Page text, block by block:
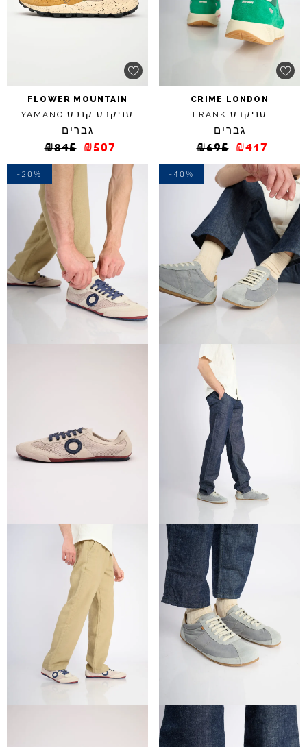
CRIME LONDON
סניקרס FRANK
גברים
₪695 ₪417
FLOWER MOUNTAIN
סניקרס קנבס YAMANO
גברים
₪845 ₪507
-40%
-20%